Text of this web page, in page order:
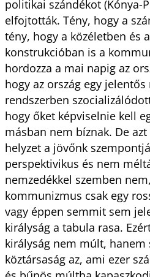
politikai szándékot (Kónya-
elfojtották. Tény, hogy a
tény, hogy a közéletben és
konstrukcióban is a
hordozza a mai napig az
hogy az ország egy jelentős
rendszerben
hogy őket képviselnie kell
másban nem bíznak. De
helyzet a jövőnk
perspektivikus és nem
nemzedékkel szemben
kommunizmus csak egy
vagy éppen semmit sem
királyság a tabula rasa.
királyság nem múlt, hanem
köztársaság az, ami ezer